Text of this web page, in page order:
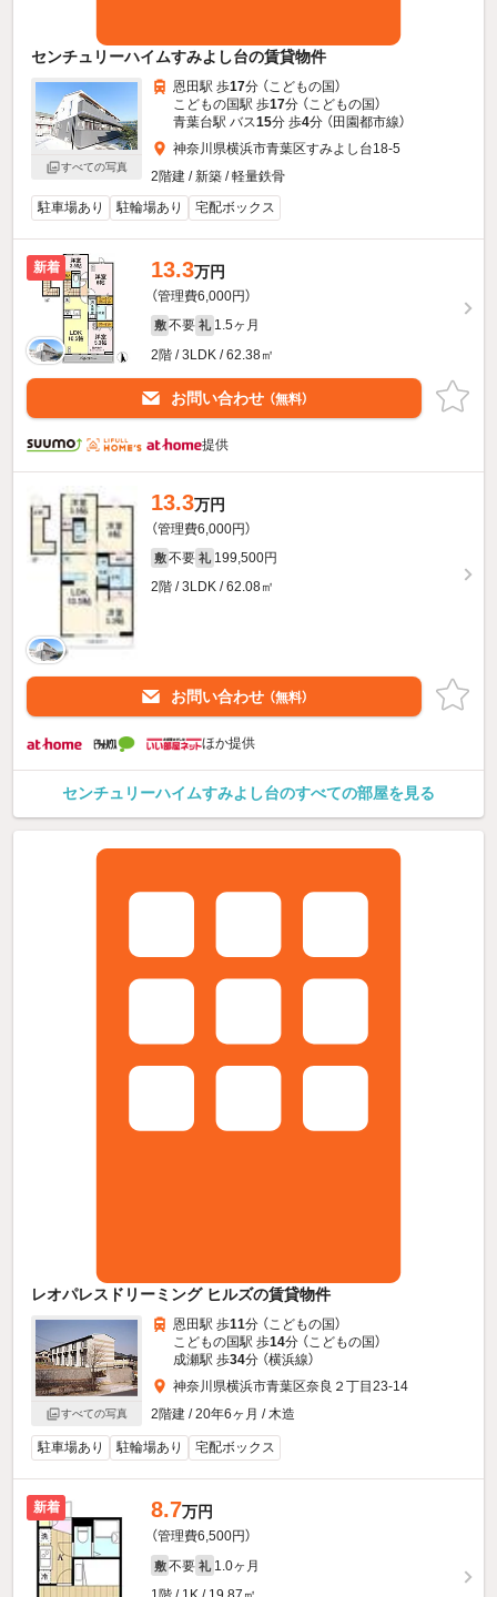
センチュリーハイムすみよし台の賃貸物件
すべての写真
恩田駅 歩17分 （こどもの国）
こどもの国駅 歩17分 （こどもの国）
青葉台駅 バス15分 歩4分 （田園都市線）
神奈川県横浜市青葉区すみよし台18-5
2階建 / 新築 / 軽量鉄骨
駐車場あり
駐輪場あり 宅配ボックス
新着 13.3万円
（管理費6,000円）
敷 不要 礼 1.5ヶ月
2階 / 3LDK / 62.38㎡
お問い合わせ （無料）
提供
13.3万円
（管理費6,000円）
敷 不要 礼 199,500円
2階 / 3LDK / 62.08㎡
お問い合わせ （無料）
ほか提供
センチュリーハイムすみよし台のすべての部屋を見る
レオパレスドリーミング ヒルズの賃貸物件
すべての写真
恩田駅 歩11分 （こどもの国）
こどもの国駅 歩14分 （こどもの国）
成瀬駅 歩34分 （横浜線）
神奈川県横浜市青葉区奈良２丁目23-14
2階建 / 20年6ヶ月 / 木造
駐車場あり 駐輪場あり 宅配ボックス
新着 8.7万円
（管理費6,500円）
敷 不要 礼 1.0ヶ月